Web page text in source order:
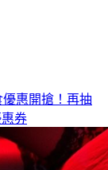
優惠開搶！再抽
券